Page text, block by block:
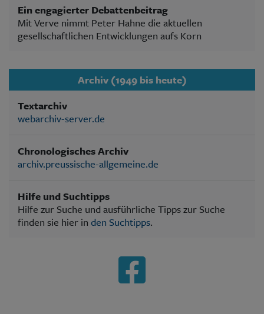
Ein engagierter Debattenbeitrag
Mit Verve nimmt Peter Hahne die aktuellen
gesellschaftlichen Entwicklungen aufs Korn
Archiv (1949 bis heute)
Textarchiv
webarchiv-server.de
Chronologisches Archiv
archiv.preussische-allgemeine.de
Hilfe und Suchtipps
Hilfe zur Suche und ausführliche Tipps zur Suche
finden sie hier in den Suchtipps.